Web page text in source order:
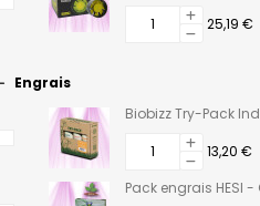
25,19 €
Engrais
Biobizz Try-Pack
13,20 €
Pack engrais HESI